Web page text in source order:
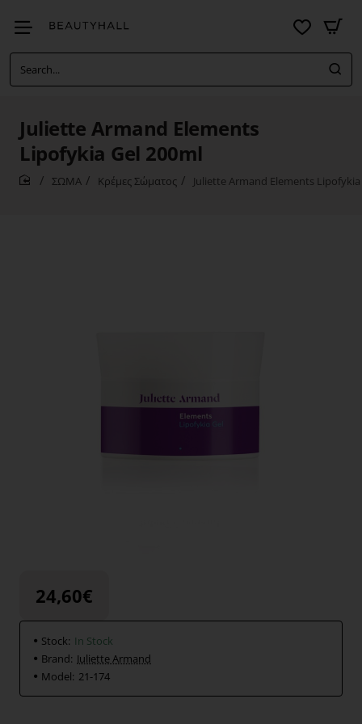
Search...
Juliette Armand Elements
Lipofykia Gel 200ml
ΣΩΜΑ Κρέμες Σώματος Juliette Armand Elements
24,60€
Stock: In Stock
Brand: Juliette Armand
Model: 21-174